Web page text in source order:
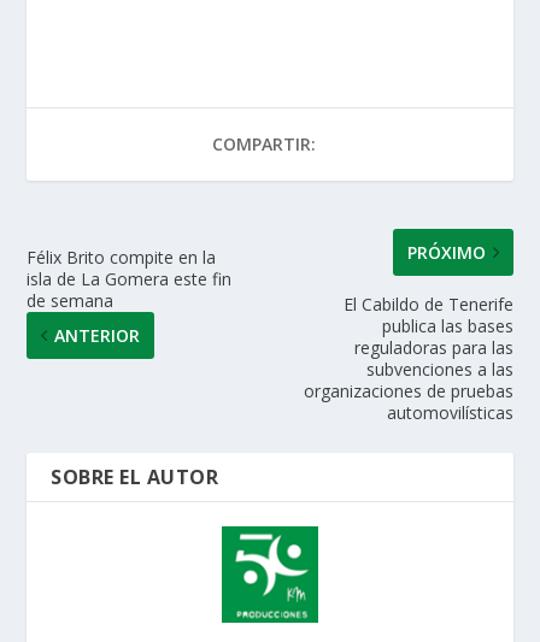
A
p
o
k
dI
n
ar
r
COMPARTIR:
Félix Brito compite en la
isla de La Gomera este fin
de semana
ANTERIOR
PRÓXIMO
El Cabildo de Tenerife
publica las bases
reguladoras para las
subvenciones a las
organizaciones de pruebas
automovilísticas
SOBRE EL AUTOR